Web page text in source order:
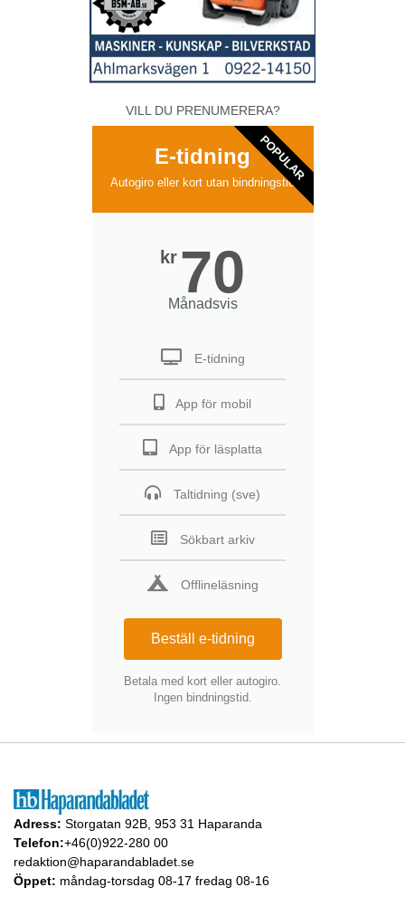
VILL DU PRENUMERERA?
E-tidning
Autogiro eller kort utan bindningstid
kr 70
Månadsvis
E-tidning
App för mobil
App för läsplatta
Taltidning (sve)
Sökbart arkiv
Offlineläsning
Beställ e-tidning
Betala med kort eller autogiro.
Ingen bindningstid.
POPULAR
Adress: Storgatan 92B, 953 31 Haparanda
Telefon:+46(0)922-280 00
redaktion@haparandabladet.se
Öppet: måndag-torsdag 08-17 fredag 08-16